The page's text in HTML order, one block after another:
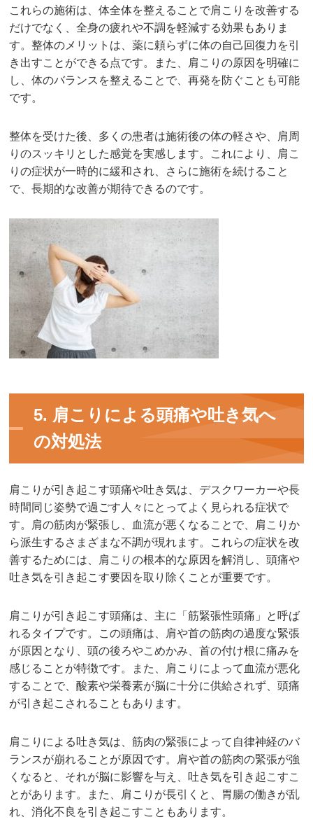
これらの施術は、体全体を整えることで肩こりを改善する
だけでなく、全身の疲れや不調を軽減する効果もありま
す。整体のメリットは、薬に頼らずに体の自己回復力を引
き出すことができる点です。また、肩こりの原因を明確に
し、体のバランスを整えることで、再発を防ぐことも可能
です。
整体を受けた後、多くの患者は施術後の体の軽さや、肩周
りのスッキリとした感覚を実感します。これにより、肩こ
りの症状が一時的に緩和され、さらに施術を続けること
で、長期的な改善が期待できるのです。
5. 肩こりによる頭痛や吐き気へ
の対処法
肩こりが引き起こす頭痛や吐き気は、デスクワーカーや長
時間同じ姿勢で過ごす人々にとってよく見られる症状で
す。肩の筋肉が緊張し、血流が悪くなることで、肩こりか
ら派生するさまざまな不調が現れます。これらの症状を改
善するためには、肩こりの根本的な原因を解消し、頭痛や
吐き気を引き起こす要因を取り除くことが重要です。
肩こりが引き起こす頭痛は、主に「筋緊張性頭痛」と呼ば
れるタイプです。この頭痛は、肩や首の筋肉の過度な緊張
が原因となり、頭の後ろやこめかみ、首の付け根に痛みを
感じることが特徴です。また、肩こりによって血流が悪化
することで、酸素や栄養素が脳に十分に供給されず、頭痛
が引き起こされることもあります。
肩こりによる吐き気は、筋肉の緊張によって自律神経のバ
ランスが崩れることが原因です。肩や首の筋肉の緊張が強
くなると、それが脳に影響を与え、吐き気を引き起こすこ
とがあります。また、肩こりが長引くと、胃腸の働きが乱
れ、消化不良を引き起こすこともあります。